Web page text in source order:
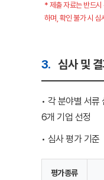
* 제출 자료는 반드
하며, 확인 불가 시 심
3. 심사 및
• 각 분야별 서류
6개 기업 선정
• 심사 평가 기준
평가종류